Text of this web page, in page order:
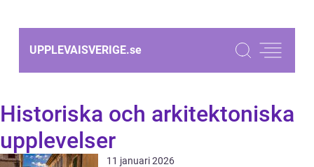
UPPLEVAISVERIGE.se
Historiska och arkitektoniska
upplevelser
11 januari 2026